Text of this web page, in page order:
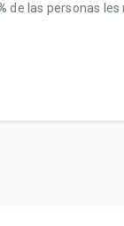
de las personas les